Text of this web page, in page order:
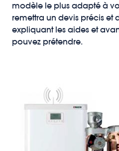
modèle le plus adapté à
remettra un devis précis et
expliquant les aides et
pouvez prétendre.